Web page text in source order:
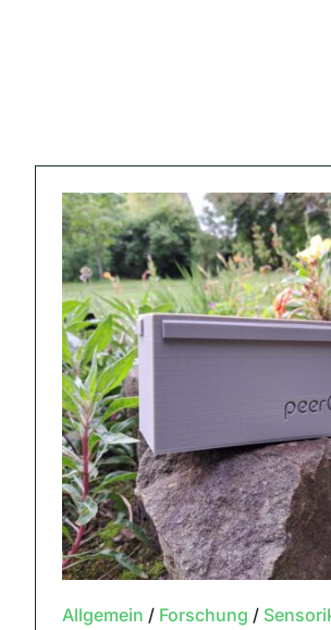
Allgemein / Forschung /